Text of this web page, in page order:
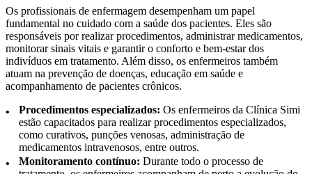
Os profissionais de enfermagem desempenham um papel
fundamental no cuidado com a saúde dos pacientes. Eles são
responsáveis por realizar procedimentos, administrar medicamentos,
monitorar sinais vitais e garantir o conforto e bem-estar dos
indivíduos em tratamento. Além disso, os enfermeiros também
atuam na prevenção de doenças, educação em saúde e
acompanhamento de pacientes crônicos.
Procedimentos especializados: Os enfermeiros da Clínica Simi
estão capacitados para realizar procedimentos especializados,
como curativos, punções venosas, administração de
medicamentos intravenosos, entre outros.
Monitoramento contínuo: Durante todo o processo de